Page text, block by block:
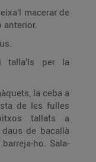
macerar de
anterior.
talla’ls per la
la ceba a
de les fulles
tallats a
de bacallà
ho. Sala-